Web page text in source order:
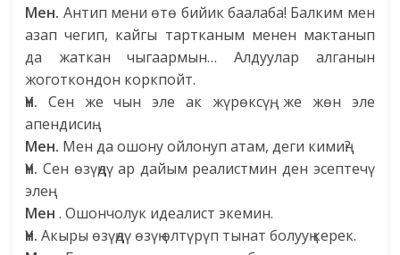
Мен. Антип мени өтө бийик баалаба! Балким мен
азап чегип, кайгы тартканым менен мактанып
да жаткан чыгаармын… Алдуулар алганын
жоготкондон коркпойт.
Үн.Сен же чын эле ак жүрөксүң, же жөн эле
апендисиң…
Мен. Мен да ошону ойлонуп атам, деги кимиң?
Үн. Сен өзүңдү ар дайым реалистмин ден эсептечү
элең.
Мен . Ошончолук идеалист экемин.
Үн. Акыры өзүңдү өзүң өлтүрүп тынат болууң керек.